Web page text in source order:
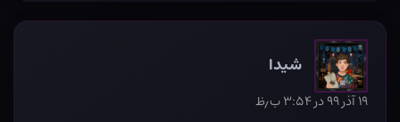
شیدا
۱۹ آذر ۹۹ در ۳:۵۴ ب٫ظ